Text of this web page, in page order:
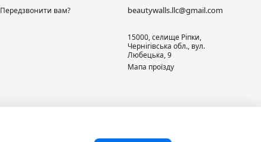
Передзвонити вам?
beautywalls.llc@gmail.com
15000, селище Ріпки,
Чернігівська обл., вул.
Любецька, 9
Мапа проїзду